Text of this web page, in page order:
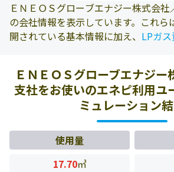
ＥＮＥＯＳグローブエナジー株式会
の会社情報を表示しています。これら
開されている基本情報に加え、 LPガ
報などを表示しています。
ＥＮＥＯＳグローブエナジー
支社をお使いのエネピ利用ユ
ミュレーション
使用量
17.70㎥